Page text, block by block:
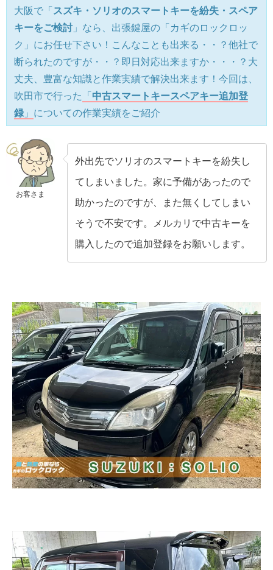
大阪で「 スズキ・ソリオのスマートキーを紛失・スペア
キーをご検討 」なら、出張鍵屋の「カギのロックロッ
ク」にお任せ下さい！こんなことも出来る・・？他社で
断られたのですが・・？即日対応出来ますか・・・？大
丈夫、豊富な知識と作業実績で解決出来ます！今回は、
吹田市で行った
「 中古スマートキースペアキー追加登
録 」 についての作業実績をご紹介
お客さま
外出先でソリオのスマートキーを紛失し
てしまいました。家に予備があったので
助かったのですが、また無くしてしまい
そうで不安です。メルカリで中古キーを
購入したので追加登録をお願いします。